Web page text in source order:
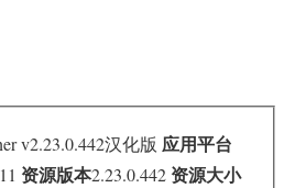
v2.23.0.442汉化版 应用平台
资源版本2.23.0.442 资源大小